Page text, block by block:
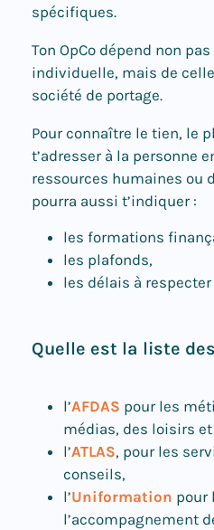
spécifiques.
Ton OpCo dépend non
individuelle, mais de celle
société de portage.
Pour connaître le tien, le
t’adresser à la personne
ressources humaines ou
pourra aussi t’indiquer :
les formations
les plafonds,
les délais à
Quelle est la liste des
l’AFDAS pour les
médias, des loisirs
l’ATLAS, pour les
conseils,
l’Uniformation pour
l’accompagnement